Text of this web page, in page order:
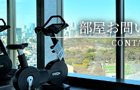
部屋お問